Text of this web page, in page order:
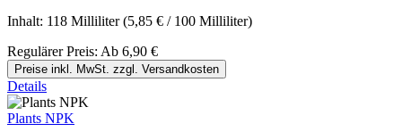
Inhalt: 118 Milliliter(5,85 € / 100 Milliliter)
Regulärer Preis: Ab 6,90 €
Preise inkl. MwSt. zzgl. Versandkosten
Details
Plants NPK